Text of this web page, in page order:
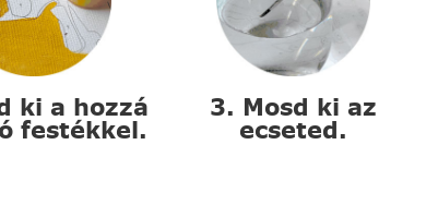
ki a hozzá
festékkel.
3. Mosd ki az
ecseted.